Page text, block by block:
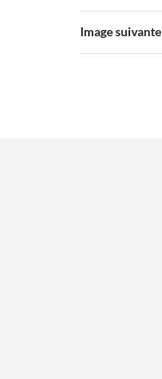
Image suivante